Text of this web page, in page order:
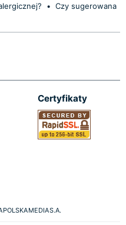
• Czy sugerowana
Certyfikaty
POLSKA MEDIA S.A.